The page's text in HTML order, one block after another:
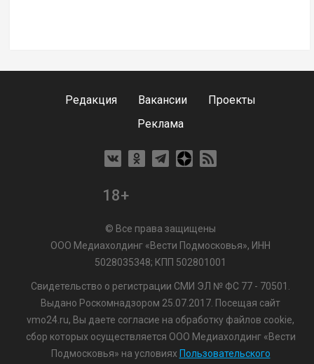
Редакция Вакансии
Проекты
Реклама
18+
© Все права защищены
ООО Медиахолдинг «Вести Подмосковья», ИНН
5028035348; КПП 502801001
Свидетельство о регистрации СМИ ЭЛ № ФС 77 - 70501.
Выдано Роскомнадзором 25.07.2017. Посещая сайт
vmo24.ru, Вы даете согласие на обработку файлов cookie,
сбор которых осуществляется ООО Медиахолдинг «Вести
Подмосковья» на условиях Пользовательского